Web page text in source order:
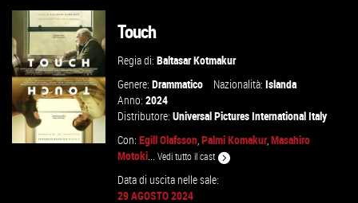
Touch
Regia di:Baltasar Kotmakur
Genere:Drammatico Nazionalità:Islanda
Anno:2024
Distributore:Universal Pictures International Italy
Con:Egill Olafsson ,Palmi Komakur,Masahiro
Motoki ...Vedi tutto il cast
Data di uscita nelle sale:
29 AGOSTO 2024